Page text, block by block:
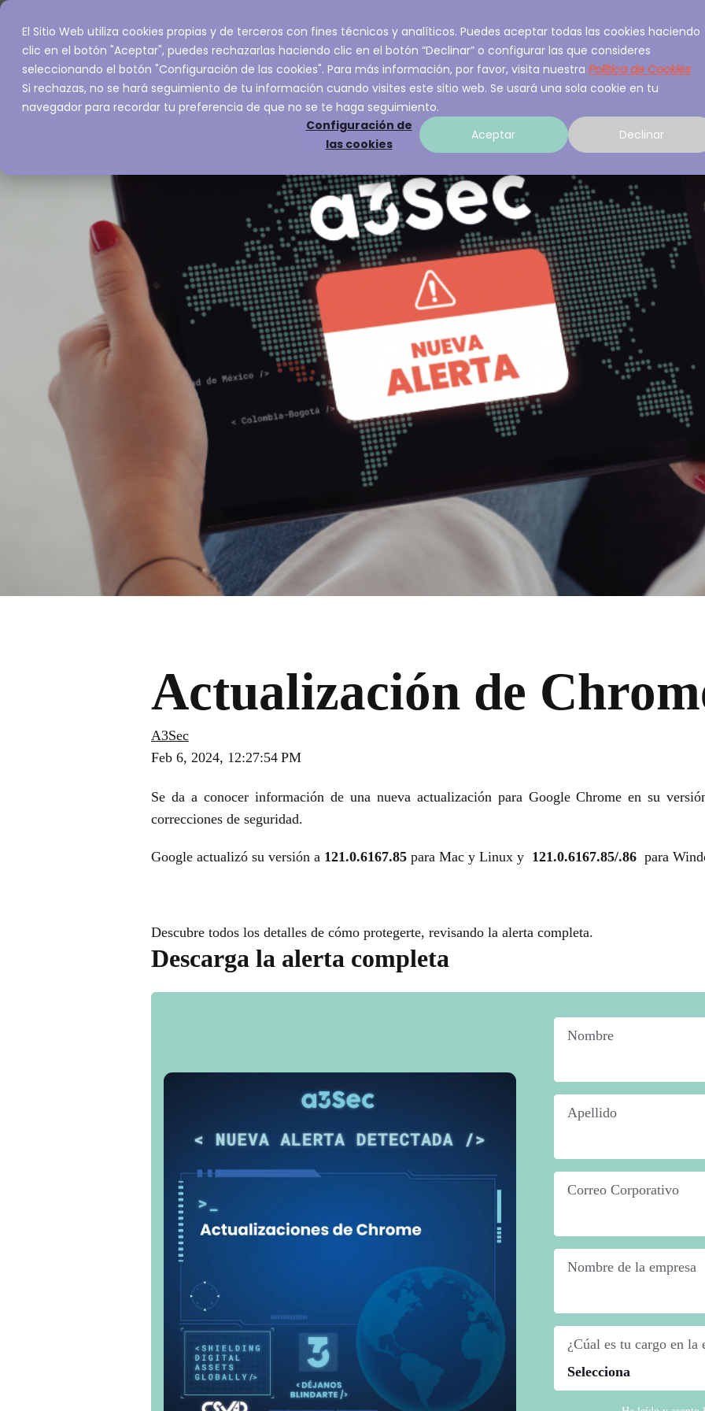
El Sitio Web utiliza cookies propias y de terceros con fines técnicos y analíticos. Puedes aceptar todas las cookies haciendo
clic en el botón "Aceptar", puedes rechazarlas haciendo clic en el botón “Declinar” o configurar las que consideres
seleccionando el botón "Configuración de las cookies". Para más información, por favor, visita nuestra Política de Cookies
Si rechazas, no se hará seguimiento de tu información cuando visites este sitio web. Se usará una sola cookie en tu
navegador para recordar tu preferencia de que no se te haga seguimiento.
Configuración de
las cookies
Aceptar Declinar
Inicio Servicios Sobre A3Sec Experiencia
Actualización de
A3Sec
Feb 6, 2024, 12:27:54 PM
Se da a conocer información de una nueva actualización para Google Chrome en su
correcciones de seguridad.
Google actualizó su versión a 121.0.6167.85 para Mac y Linux y 121.0.6167.85/.86 para
Descubre todos los detalles de cómo protegerte, revisando la alerta completa.
Descarga la alerta completa
Nombre
Apellido
Correo Corporativo
Nombre de la empresa
¿Cúal es tu cargo en la